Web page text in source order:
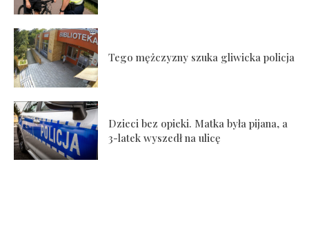
Tego mężczyzny szuka gliwicka policja
Dzieci bez opieki. Matka była pijana, a
3-latek wyszedł na ulicę